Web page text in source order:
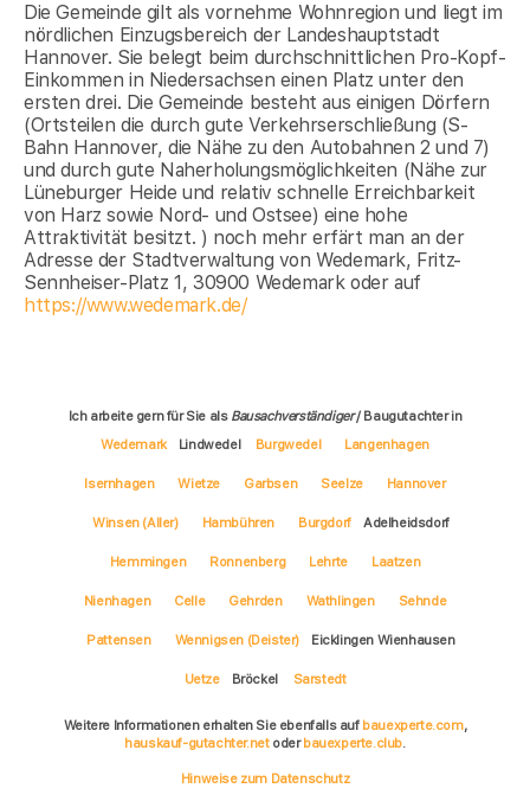
Die Gemeinde gilt als vornehme Wohnregion und liegt im
nördlichen Einzugsbereich der Landeshauptstadt
Hannover. Sie belegt beim durchschnittlichen Pro-Kopf-
Einkommen in Niedersachsen einen Platz unter den
ersten drei. Die Gemeinde besteht aus einigen Dörfern
(Ortsteilen die durch gute Verkehrserschließung (S-
Bahn Hannover, die Nähe zu den Autobahnen 2 und 7)
und durch gute Naherholungsmöglichkeiten (Nähe zur
Lüneburger Heide und relativ schnelle Erreichbarkeit
von Harz sowie Nord- und Ostsee) eine hohe
Attraktivität besitzt. ) noch mehr erfärt man an der
Adresse der Stadtverwaltung von Wedemark, Fritz-
Sennheiser-Platz 1, 30900 Wedemark oder auf
https://www.wedemark.de/
Ich arbeite gern für Sie als Bausachverständiger/ Baugutachter in
Wedemark
Lindwedel Burgwedel Langenhagen
Isernhagen Wietze Garbsen Seelze Hannover
Winsen (Aller) Hambühren Burgdorf Adelheidsdorf
Hemmingen Ronnenberg Lehrte Laatzen
Nienhagen Celle Gehrden Wathlingen Sehnde
Pattensen Wennigsen (Deister) Eicklingen Wienhausen
Uetze Bröckel Sarstedt
Weitere Informationen erhalten Sie ebenfalls auf bauexperte.com,
hauskauf-gutachter.netoderbauexperte.club.
Hinweise zum Datenschutz